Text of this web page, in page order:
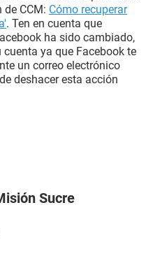
CCM: Cómo recuperar
. Ten en cuenta que
ha sido cambiado,
ya que Facebook te
un correo electrónico
deshacer esta acción
Sucre